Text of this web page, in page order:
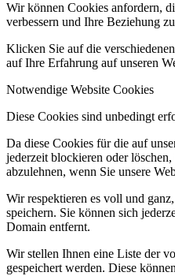
Wir können Cookies anfordern,
verbessern und Ihre Beziehung
Klicken Sie auf die
auf Ihre Erfahrung auf unseren
Notwendige Website Cookies
Diese Cookies sind unbedingt
Da diese Cookies für die auf
jederzeit blockieren oder
abzulehnen, wenn Sie unsere
Wir respektieren es voll und
speichern. Sie können sich
Domain entfernt.
Wir stellen Ihnen eine Liste der
gespeichert werden. Diese